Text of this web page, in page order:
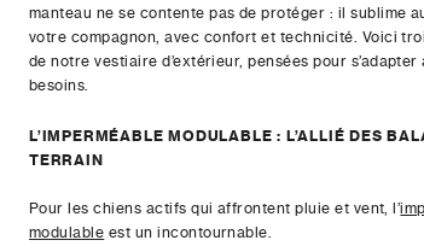
manteau ne se contente pas de protéger : il sublime
votre compagnon, avec confort et technicité. Voici
de notre vestiaire d’extérieur, pensées pour s’adapter
besoins.
L’IMPERMÉABLE MODULABLE : L’ALLIÉ DES
TERRAIN
Pour les chiens actifs qui affrontent pluie et vent, l’
modulable est un incontournable.